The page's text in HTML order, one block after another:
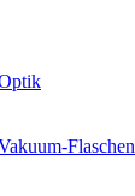
Flaschen